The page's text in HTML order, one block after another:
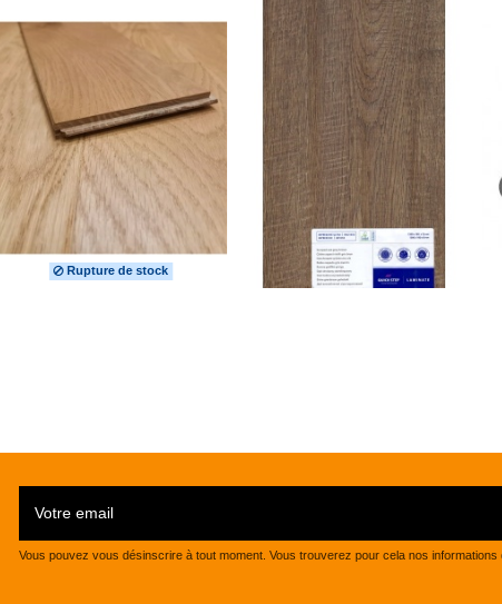
Rupture de stock
Vous pouvez vous désinscrire à tout moment. Vous trouverez pour cela nos